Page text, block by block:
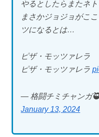
やるとしたらまたネ
まさかジョジョがこ
ツになるとは…
ピザ・モッツァレラ
ピザ・モッツァレラ
— 格闘チミチャンガ
January 13, 2024